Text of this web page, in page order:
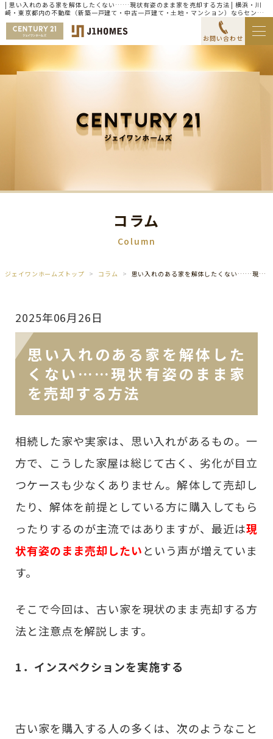
| 思い入れのある家を解体したくない……現状有姿のまま家を売却する方法 | 横浜・川
崎・東京都内の不動産（新築一戸建て・中古一戸建て・土地・マンション）ならセンチ
ュリー21ジェイワンホームズ
お問い合わせ
コラム
Column
ジェイワンホームズトップ コラム 思い入れのある家を解体したくない……現状有姿のまま家を売却する方法
2025年06月26日
思い入れのある家を解体した
くない……現状有姿のまま家
を売却する方法
相続した家や実家は、思い入れがあるもの。一
方で、こうした家屋は総じて古く、劣化が目立
つケースも少なくありません。解体して売却し
たり、解体を前提としている方に購入してもら
ったりするのが主流ではありますが、最近は現
状有姿のまま売却したいという声が増えていま
す。
そこで今回は、古い家を現状のまま売却する方
法と注意点を解説します。
1．インスペクションを実施する
古い家を購入する人の多くは、次のようなこと